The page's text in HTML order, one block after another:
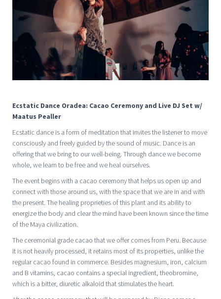
Ecstatic Dance Oradea: Cacao Ceremony and Live DJ Set w/
Maatus Pealler
Ecstatic dance is a form of meditation that invites the listener to move
consciously and freely guided by the sound of music. Dance is an
offering that we bring to our well-being. Through dance we become
whole, we learn to be free and we heal ourselves.
The event begins with a cacao ceremony that helps us open up and
connect with those around us, with the space that we are in and with
the present. The healing proprieties of this plant and its ability to
energize the body and clear the mind have been known since the time
of the Maya civilization.
The ceremonial grade cacao that we offer comes from Peru. Because
it is not heavily processed, it retains most of its properties, unlike the
regular cacao found in commerce. Besides magnesium, iron, calcium
and B vitamins, cacao contains a special ingredient, theobromine,
which is a bitter, diuretic alkaloid that stimulates the heart.